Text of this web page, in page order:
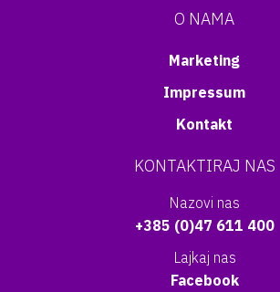
O NAMA
Marketing
Impressum
Kontakt
KONTAKTIRAJ NAS
Nazovi nas
+385 (0)47 611 400
Lajkaj nas
Facebook